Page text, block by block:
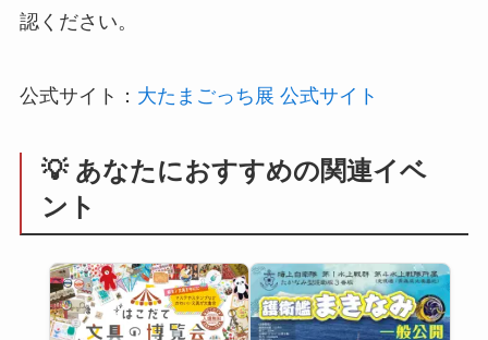
認ください。
公式サイト： 大たまごっち展 公式サイト
💡 あなたにおすすめの関連イベ
ント